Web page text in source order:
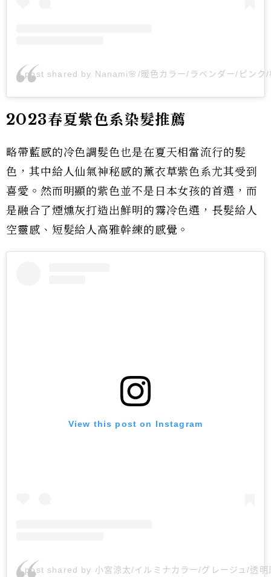
A post shared by Nanami🌸/暖色カラー/ラベンダー/ピン
2023春夏紫色系染髮推薦
略帶藍感的冷色調髮色也是在夏天相當流行的髮
色，其中給人仙氣神秘感的薰衣草紫色系尤其受到
喜愛。然而明顯的紫色並不是日本女孩的首選，而
是融合了煙燻灰打造出鮮明的霧冷色選，長髮給人
空靈感、短髮給人高雅幹練的感覺。
View this post on Instagram
A post shared by 小宮涼太/イルミナカラー/グレージュ/透